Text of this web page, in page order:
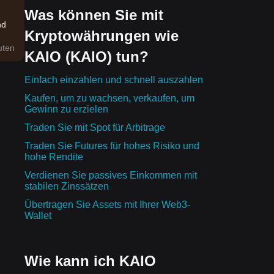
Was können Sie mit
Kryptowährungen wie
KAIO (KAIO) tun?
Einfach einzahlen und schnell auszahlen
Kaufen, um zu wachsen, verkaufen, um
Gewinn zu erzielen
Traden Sie mit Spot für Arbitrage
Traden Sie Futures für hohes Risiko und
hohe Rendite
Verdienen Sie passives Einkommen mit
stabilen Zinssätzen
Übertragen Sie Assets mit Ihrer Web3-
Wallet
Wie kann ich KAIO